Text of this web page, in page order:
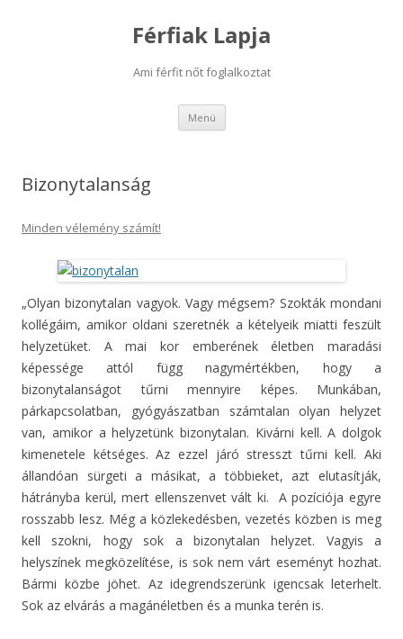
Férfiak Lapja
Ami férfit nőt foglalkoztat
Menü Kilépés
tartalomba
Bizonytalanság
Minden vélemény számít!
„Olyan bizonytalan vagyok. Vagy mégsem? Szokták mondani
kollégáim, amikor oldani szeretnék a kételyeik miatti feszült
helyzetüket. A mai kor emberének életben maradási
képessége attól függ nagymértékben, hogy a
bizonytalanságot tűrni mennyire képes. Munkában,
párkapcsolatban, gyógyászatban számtalan olyan helyzet
van, amikor a helyzetünk bizonytalan. Kivárni kell. A dolgok
kimenetele kétséges. Az ezzel járó stresszt tűrni kell. Aki
állandóan sürgeti a másikat, a többieket, azt elutasítják,
hátrányba kerül, mert ellenszenvet vált ki. A pozíciója egyre
rosszabb lesz. Még a közlekedésben, vezetés közben is meg
kell szokni, hogy sok a bizonytalan helyzet. Vagyis a
helyszínek megközelítése, is sok nem várt eseményt hozhat.
Bármi közbe jöhet. Az idegrendszerünk igencsak leterhelt.
Sok az elvárás a magánéletben és a munka terén is.